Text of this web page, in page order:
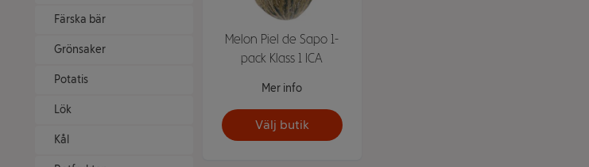
Färska bär
Grönsaker
Potatis
Lök
Kål
Melon Piel de Sapo 1-
pack Klass 1 ICA
Mer info
Välj butik